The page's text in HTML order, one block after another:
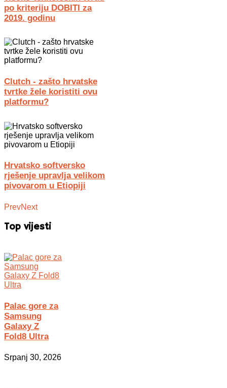
po kriteriju DOBITI za
2019. godinu
Clutch - zašto hrvatske
tvrtke žele koristiti ovu
platformu?
Hrvatsko softversko
rješenje upravlja velikom
pivovarom u Etiopiji
PrevNext
Top vijesti
Palac gore za
Samsung
Galaxy Z
Fold8 Ultra
Srpanj 30, 2026